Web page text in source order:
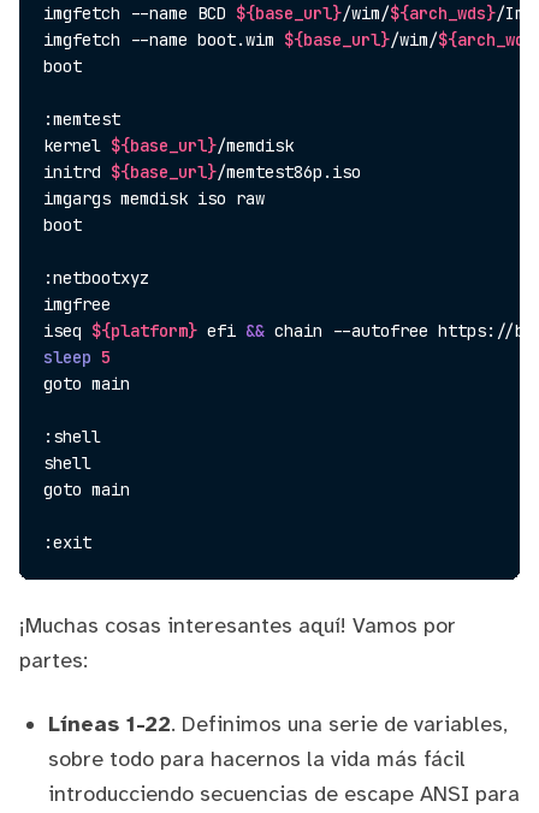
imgfetch --name BCD ${base_url}/wim/${arch_wds}/
imgfetch --name boot.wim ${base_url}/wim/
boot
:memtest
kernel ${base_url}/memdisk
initrd ${base_url}/memtest86p.iso
imgargs memdisk iso raw
boot
:netbootxyz
imgfree
iseq ${platform} efi && chain --autofree https://
sleep 5
goto main
:shell
shell
goto main
¡Muchas cosas interesantes aquí! Vamos por
partes:
Líneas 1-22. Definimos una serie de variables,
sobre todo para hacernos la vida más fácil
introducciendo secuencias de escape ANSI para